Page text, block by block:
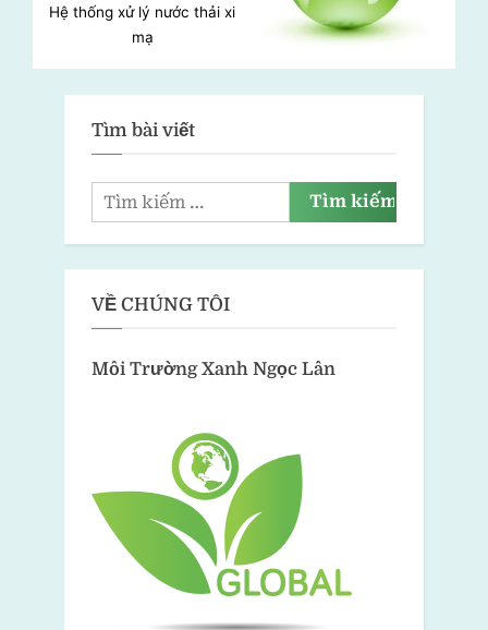
Hệ thống xử lý nước thải xi
mạ
Xử lý nước thải khách sạn
Tìm bài viết
VỀ CHÚNG TÔI
Môi Trường Xanh Ngọc Lân